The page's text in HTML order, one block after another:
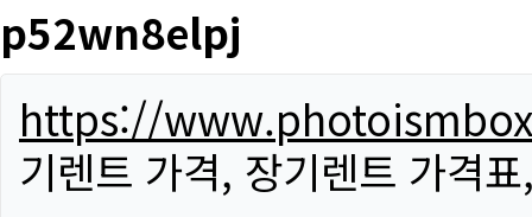
p52wn8elpj
https://
기렌트 가격, 장기렌트 가격